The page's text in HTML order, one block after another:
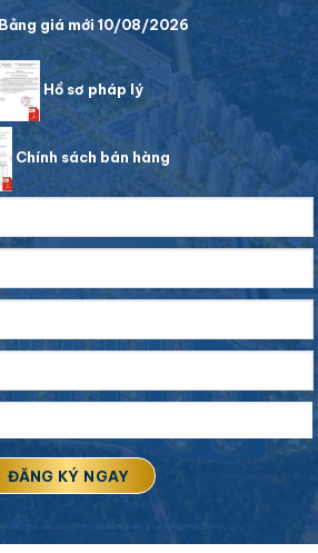
Bảng giá mới 10/08/2026
Hồ sơ pháp lý
Chính sách bán hàng